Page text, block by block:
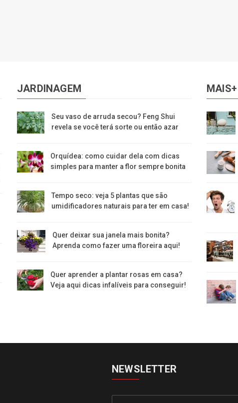
JARDINAGEM
Seu vaso de arruda secou? Feng Shui
revela se você terá sorte ou então azar
Orquídea: como cuidar dela com dicas
simples para manter a flor sempre bonita
Tempo seco: veja 5 plantas que são
umidificadores naturais para ter em casa!
Quer deixar sua janela mais bonita?
Aprenda como fazer uma floreira aqui!
Quer aprender a plantar rosas em casa?
Veja aqui dicas infalíveis para conseguir!
MAIS+
NEWSLETTER